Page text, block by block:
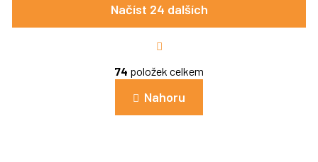
v
á
d
Načíst 24 dalších
t
á
n
k
o
v
74 položek celkem
Nahoru